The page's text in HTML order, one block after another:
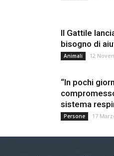
Il Gattile
bisogno di
Animali 12
“In pochi
sistema
Persone 17